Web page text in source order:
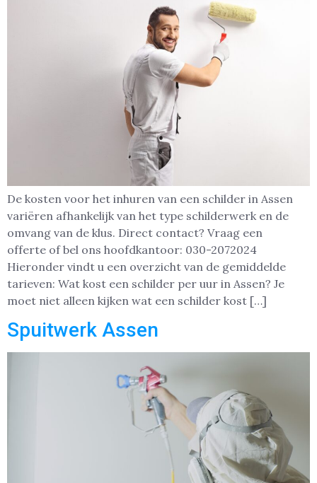
De kosten voor het inhuren van een schilder in Assen
variëren afhankelijk van het type schilderwerk en de
omvang van de klus. Direct contact? Vraag een
offerte of bel ons hoofdkantoor: 030-2072024
Hieronder vindt u een overzicht van de gemiddelde
tarieven: Wat kost een schilder per uur in Assen? Je
moet niet alleen kijken wat een schilder kost […]
Spuitwerk Assen